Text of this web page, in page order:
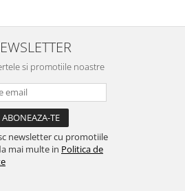
si promotiile noastre
newsletter cu promotiile
mai multe in Politica de